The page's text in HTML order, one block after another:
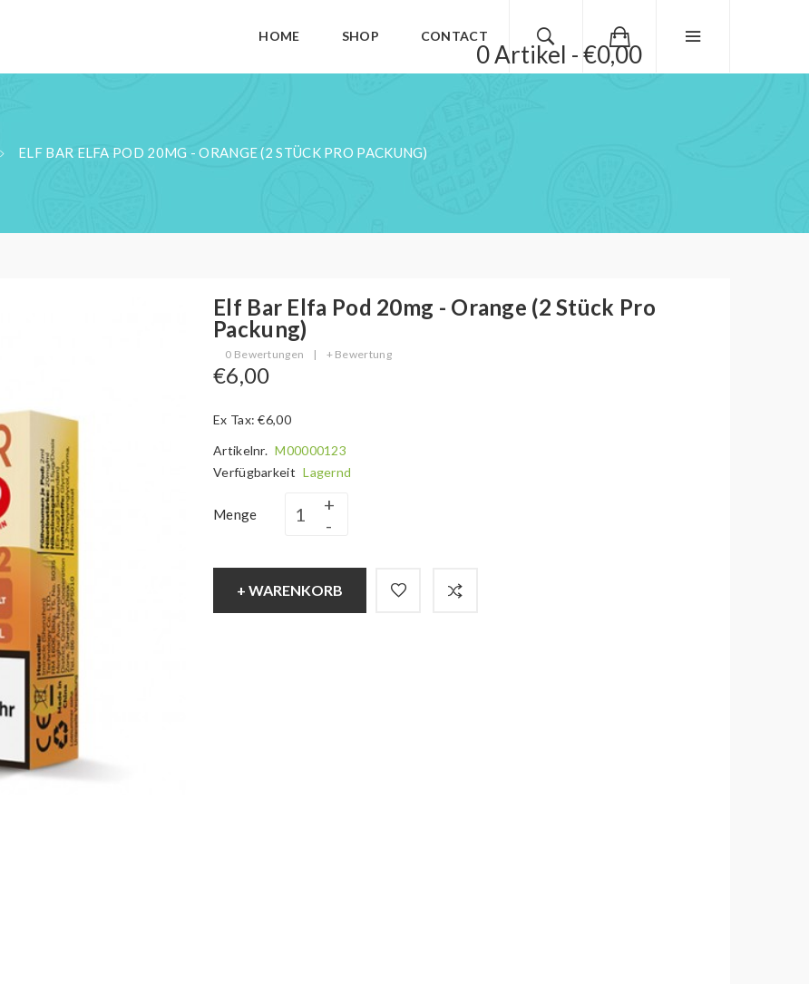
0 Artikel - €0,00
HOME SHOP CONTACT
ELF BAR ELFA POD 20MG - ORANGE (2 STÜCK PRO PACKUNG)
Elf Bar Elfa Pod 20mg - Orange (2 Stück Pro
Packung)
0 Bewertungen | + Bewertung
€6,00
Ex Tax: €6,00
Artikelnr. M00000123
Verfügbarkeit Lagernd
Menge
+ WARENKORB